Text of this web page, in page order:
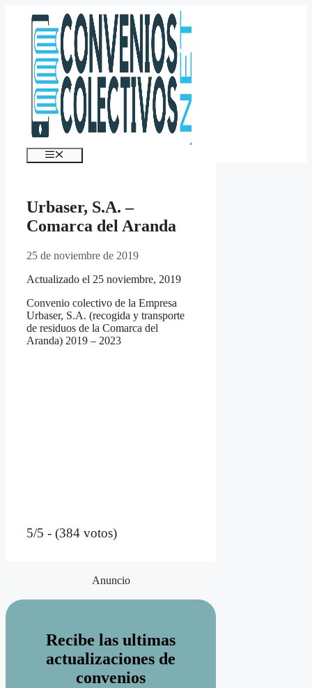
contenido
Menú
Urbaser, S.A. –
Comarca del Aranda
25 de noviembre de 2019
Actualizado el 25 noviembre, 2019
Convenio colectivo de la Empresa
Urbaser, S.A. (recogida y transporte
de residuos de la Comarca del
Aranda) 2019 – 2023
5/5 - (384 votos)
Anuncio
Recibe las ultimas
actualizaciones de
convenios